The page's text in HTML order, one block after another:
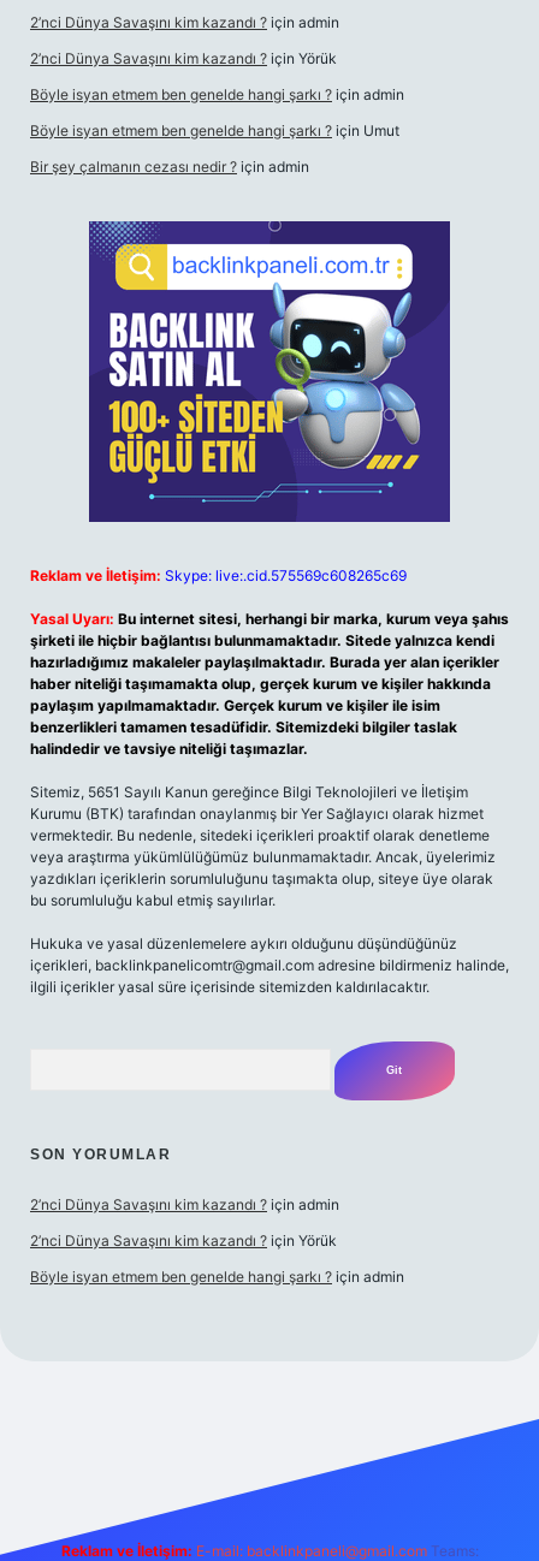
2’nci Dünya Savaşını kim kazandı ? için admin
2’nci Dünya Savaşını kim kazandı ? için Yörük
Böyle isyan etmem ben genelde hangi şarkı ? için admin
Böyle isyan etmem ben genelde hangi şarkı ? için Umut
Bir şey çalmanın cezası nedir ? için admin
Reklam ve İletişim: Skype: live:.cid.575569c608265c69
Yasal Uyarı: Bu internet sitesi, herhangi bir marka, kurum veya şahıs
şirketi ile hiçbir bağlantısı bulunmamaktadır. Sitede yalnızca kendi
hazırladığımız makaleler paylaşılmaktadır. Burada yer alan içerikler
haber niteliği taşımamakta olup, gerçek kurum ve kişiler hakkında
paylaşım yapılmamaktadır. Gerçek kurum ve kişiler ile isim
benzerlikleri tamamen tesadüfidir. Sitemizdeki bilgiler taslak
halindedir ve tavsiye niteliği taşımazlar.
Sitemiz, 5651 Sayılı Kanun gereğince Bilgi Teknolojileri ve İletişim
Kurumu (BTK) tarafından onaylanmış bir Yer Sağlayıcı olarak hizmet
vermektedir. Bu nedenle, sitedeki içerikleri proaktif olarak denetleme
veya araştırma yükümlülüğümüz bulunmamaktadır. Ancak, üyelerimiz
yazdıkları içeriklerin sorumluluğunu taşımakta olup, siteye üye olarak
bu sorumluluğu kabul etmiş sayılırlar.
Hukuka ve yasal düzenlemelere aykırı olduğunu düşündüğünüz
içerikleri, backlinkpanelicomtr@gmail.com adresine bildirmeniz halinde,
ilgili içerikler yasal süre içerisinde sitemizden kaldırılacaktır.
SON YORUMLAR
2’nci Dünya Savaşını kim kazandı ? için admin
2’nci Dünya Savaşını kim kazandı ? için Yörük
Böyle isyan etmem ben genelde hangi şarkı ? için admin
m elexbet
Reklam ve İletişim: E-mail: backlinkpaneli@gmail.com Teams: